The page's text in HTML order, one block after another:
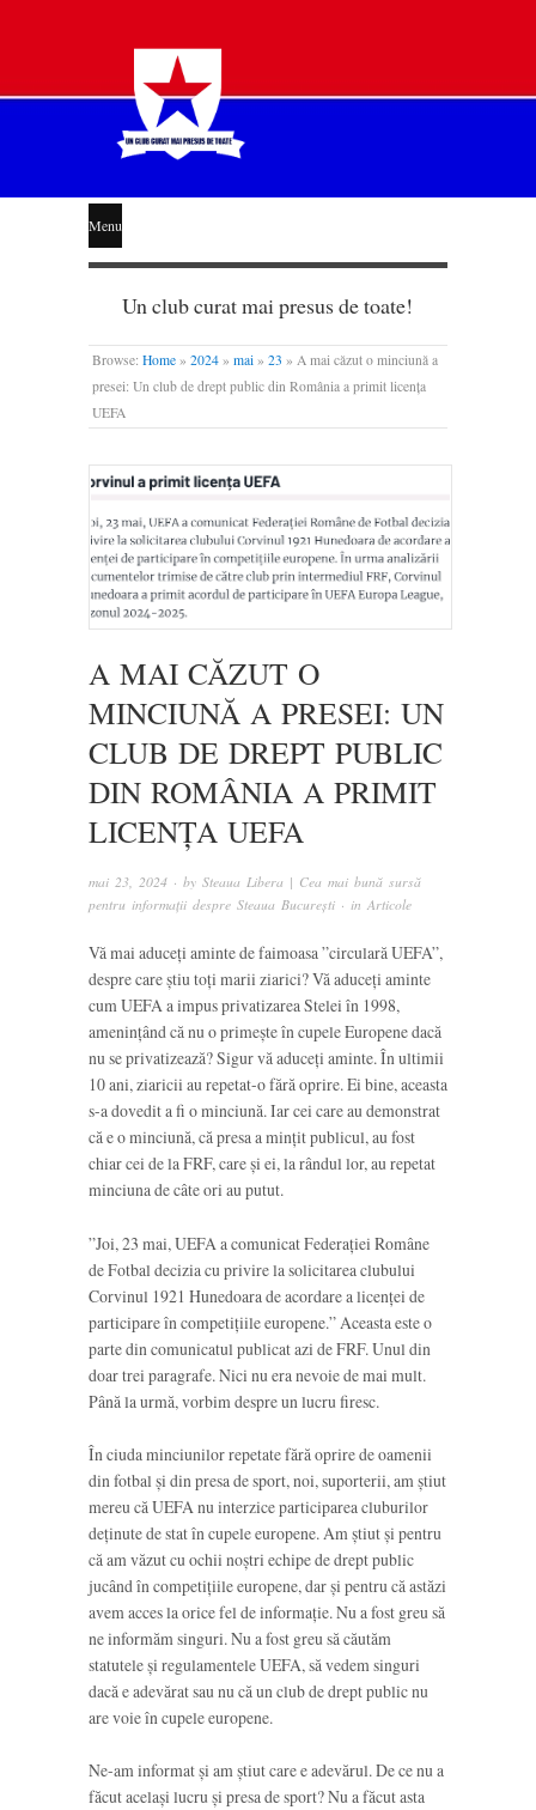
STEAUA
LIBERĂ
Menu
Un club curat mai presus de toate!
Browse: Home » 2024 » mai » 23 » A mai căzut o minciună a
presei: Un club de drept public din România a primit licența
UEFA
A MAI CĂZUT O
MINCIUNĂ A PRESEI: UN
CLUB DE DREPT PUBLIC
DIN ROMÂNIA A PRIMIT
LICENȚA UEFA
mai 23, 2024 · by Steaua Libera | Cea mai bună sursă
pentru informații despre Steaua București · in Articole
Vă mai aduceți aminte de faimoasa ”circulară UEFA”,
despre care știu toți marii ziarici? Vă aduceți aminte
cum UEFA a impus privatizarea Stelei în 1998,
amenințând că nu o primește în cupele Europene dacă
nu se privatizează? Sigur vă aduceți aminte. În ultimii
10 ani, ziaricii au repetat-o fără oprire. Ei bine, aceasta
s-a dovedit a fi o minciună. Iar cei care au demonstrat
că e o minciună, că presa a mințit publicul, au fost
chiar cei de la FRF, care și ei, la rândul lor, au repetat
minciuna de câte ori au putut.
”Joi, 23 mai, UEFA a comunicat Federației Române
de Fotbal decizia cu privire la solicitarea clubului
Corvinul 1921 Hunedoara de acordare a licenței de
participare în competițiile europene.” Aceasta este o
parte din comunicatul publicat azi de FRF. Unul din
doar trei paragrafe. Nici nu era nevoie de mai mult.
Până la urmă, vorbim despre un lucru firesc.
În ciuda minciunilor repetate fără oprire de oamenii
din fotbal și din presa de sport, noi, suporterii, am știut
mereu că UEFA nu interzice participarea cluburilor
deținute de stat în cupele europene. Am știut și pentru
că am văzut cu ochii noștri echipe de drept public
jucând în competițiile europene, dar și pentru că astăzi
avem acces la orice fel de informație. Nu a fost greu să
ne informăm singuri. Nu a fost greu să căutăm
statutele și regulamentele UEFA, să vedem singuri
dacă e adevărat sau nu că un club de drept public nu
are voie în cupele europene.
Ne-am informat și am știut care e adevărul. De ce nu a
făcut același lucru și presa de sport? Nu a făcut asta